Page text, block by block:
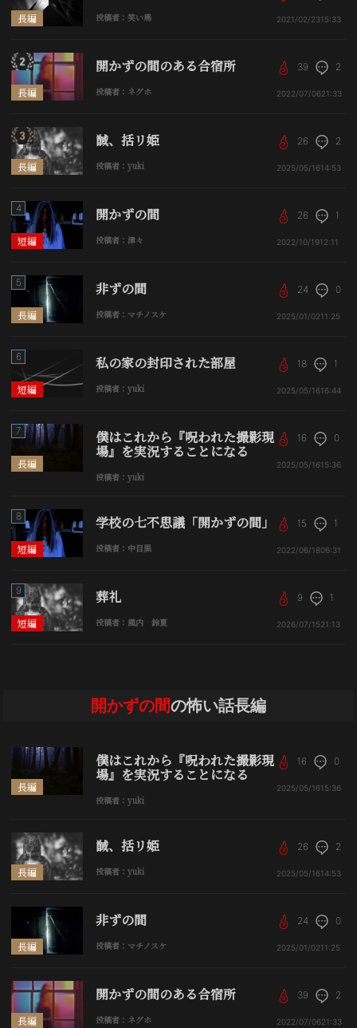
長編 投稿者：笑い馬 2021/02/2315:33
長編
開かずの間のある合宿所
投稿者：ネグホ
39 2
2022/07/0621:33
長編
馘、括リ姫
投稿者：yuki
26 2
2025/05/1614:53
短編
4 開かずの間
投稿者：津々
26 1
2022/10/1912:11
長編
5 非ずの間
投稿者：マチノスケ
24 0
2025/01/0211:25
短編
6 私の家の封印された部屋
投稿者：yuki
18 1
2025/05/1616:44
長編
7 僕はこれから『呪われた撮影現
場』を実況することになる
投稿者：yuki
16 0
2025/05/1615:36
短編
8 学校の七不思議「開かずの間」
投稿者：中目黒
15 1
2022/06/1806:31
短編
9 葬礼
投稿者：風内 鈴夏
9 1
2026/07/1521:13
開かずの間の怖い話長編
長編
僕はこれから『呪われた撮影現
場』を実況することになる
投稿者：yuki
16 0
2025/05/1615:36
長編
馘、括リ姫
投稿者：yuki
26 2
2025/05/1614:53
長編
非ずの間
投稿者：マチノスケ
24 0
2025/01/0211:25
長編
開かずの間のある合宿所
投稿者：ネグホ
39 2
2022/07/0621:33